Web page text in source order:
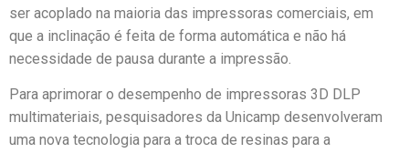
ser acoplado na maioria das impressoras comerciais, em
que a inclinação é feita de forma automática e não há
necessidade de pausa durante a impressão.
Para aprimorar o desempenho de impressoras 3D DLP
multimateriais, pesquisadores da Unicamp desenvolveram
uma nova tecnologia para a troca de resinas para a